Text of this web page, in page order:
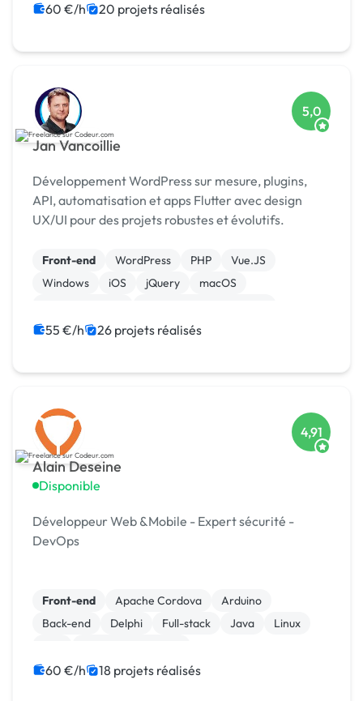
60 €/h 20 projets réalisés
Jan Vancoillie
5,0
Développement WordPress sur mesure, plugins,
API, automatisation et apps Flutter avec design
UX/UI pour des projets robustes et évolutifs.
Front-end WordPress PHP
Vue.JS
Windows
iOS jQuery
macOS
55 €/h 26 projets réalisés
Alain Deseine
Disponible
4,91
Développeur Web &Mobile - Expert sécurité -
DevOps
Front-end Apache Cordova
Arduino
Back-end
Delphi Full-stack Java
Linux
60 €/h 18 projets réalisés